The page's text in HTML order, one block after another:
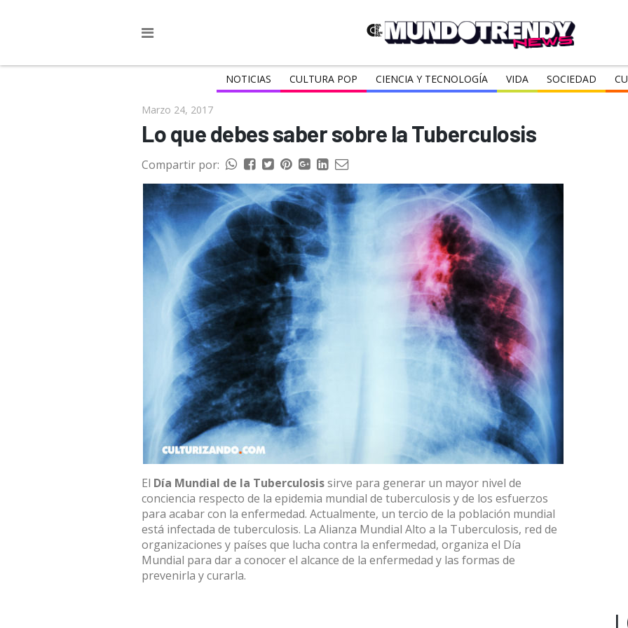
NOTICIAS CULTURA POP CIENCIA Y TECNOLOGÍA VIDA SOCIEDAD
Marzo 24, 2017
Lo que debes saber sobre la Tuberculosis
Compartir por:
El Día Mundial de la Tuberculosissirve para generar un mayor nivel de
conciencia respecto de la epidemia mundial de tuberculosis y de los esfuerzos
para acabar con la enfermedad. Actualmente, un tercio de la población mundial
está infectada de tuberculosis. La Alianza Mundial Alto a la Tuberculosis, red de
organizaciones y países que lucha contra la enfermedad, organiza el Día
Mundial para dar a conocer el alcance de la enfermedad y las formas de
prevenirla y curarla.